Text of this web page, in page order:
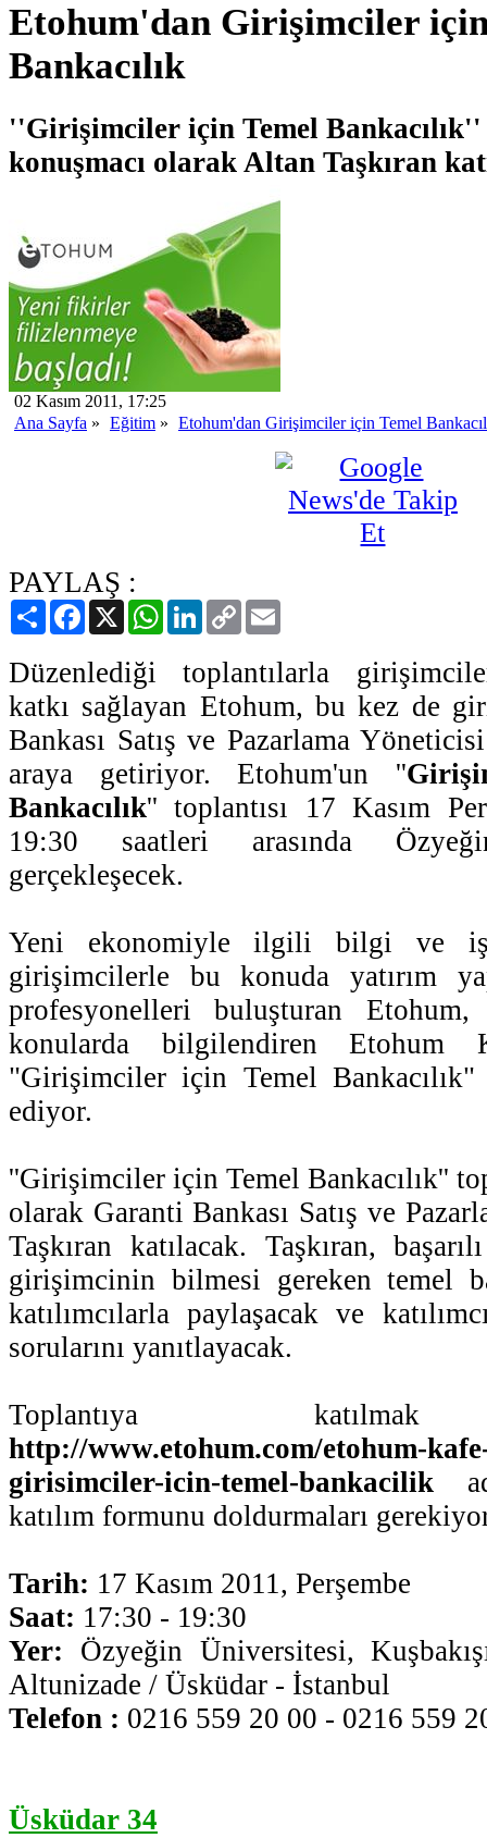
Etohum'dan Girişimciler
Bankacılık
''Girişimciler için Temel Bankacılık''
konuşmacı olarak Altan Taşkıran
02 Kasım 2011, 17:25
Ana Sayfa » Eğitim » Etohum'dan Girişimciler için Temel
PAYLAŞ :
PaylaşFacebook
X WhatsAppLinkedIn
Copy
Link
Düzenlediği toplantılarla
katkı sağlayan Etohum, bu kez de
Bankası Satış ve Pazarlama
araya getiriyor. Etohum'un ''
Bankacılık'' toplantısı 17 Kasım
19:30 saatleri arasında
gerçekleşecek.
Yeni ekonomiyle ilgili bilgi ve
girişimcilerle bu konuda yatırım
profesyonelleri buluşturan
konularda bilgilendiren Etohum
"Girişimciler için Temel Bankacılık"
ediyor.
''Girişimciler için Temel Bankacılık''
olarak Garanti Bankası Satış ve
Taşkıran katılacak. Taşkıran,
girişimcinin bilmesi gereken temel
katılımcılarla paylaşacak ve
sorularını yanıtlayacak.
Toplantıya katılmak
http://www.etohum.com/etohum-
girisimciler-icin-temel-bankacilik
katılım formunu doldurmaları
Tarih: 17 Kasım 2011, Perşembe
Saat: 17:30 - 19:30
Yer: Özyeğin Üniversitesi,
Altunizade / Üsküdar - İstanbul
Telefon : 0216 559 20 00 - 0216 559
Üsküdar 34